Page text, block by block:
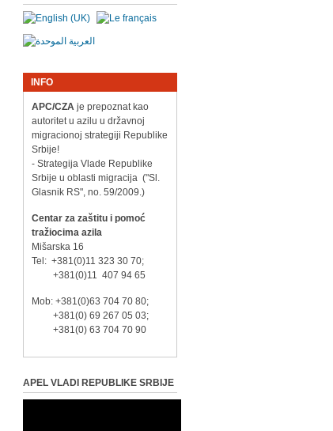
INFO
APC/CZAje prepoznat kao
autoritet u azilu u državnoj
migracionoj strategiji Republike
Srbije!
- Strategija Vlade Republike
Srbije u oblasti migracija ("Sl.
Glasnik RS", no. 59/2009.)
Centar za zaštitu i pomoć
tražiocima azila
Mišarska 16
Tel: +381(0)11 323 30 70;
+381(0)11 407 94 65
Mob: +381(0)63 704 70 80;
+381(0) 69 267 05 03;
+381(0) 63 704 70 90
APEL VLADI REPUBLIKE SRBIJE